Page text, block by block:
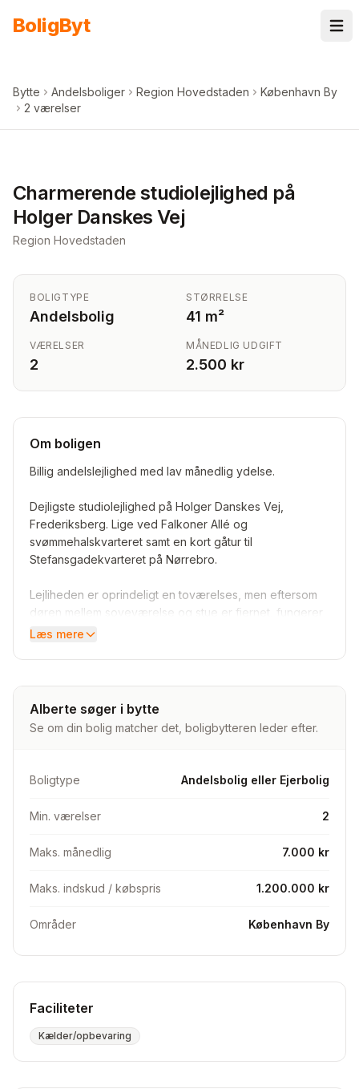
BoligByt
Bytte Andelsboliger Region Hovedstaden
København By
2 værelser
billeder i appen
Charmerende studiolejlighed på
Holger Danskes Vej
Region Hovedstaden
BOLIGTYPE
Andelsbolig
STØRRELSE
41 m²
VÆRELSER
2
MÅNEDLIG UDGIFT
2.500 kr
Om boligen
Billig andelslejlighed med lav månedlig ydelse.
Dejligste studiolejlighed på Holger Danskes Vej,
Frederiksberg. Lige ved Falkoner Allé og
svømmehalskvarteret samt en kort gåtur til
Stefansgadekvarteret på Nørrebro.
Lejliheden er oprindeligt en toværelses, men eftersom
døren mellem soveværelse og stue er fjernet, fungerer
den mere som en 1,5-værelses lejlighed med virkelig fin
Til lejligheden hører en hyggelig, vellholdt gård med
cykelskur, vaskekælder samt privat kælderrum. Det
undersøges desuden i foreningen hvorvidt opsætning
Læs mere
Alberte søger i bytte
Se om din bolig matcher det, boligbytteren leder efter.
Boligtype Andelsbolig eller Ejerbolig
Min. værelser 2
Maks. månedlig 7.000 kr
Maks. indskud / købspris 1.200.000 kr
Områder København By
Faciliteter
Kælder/opbevaring